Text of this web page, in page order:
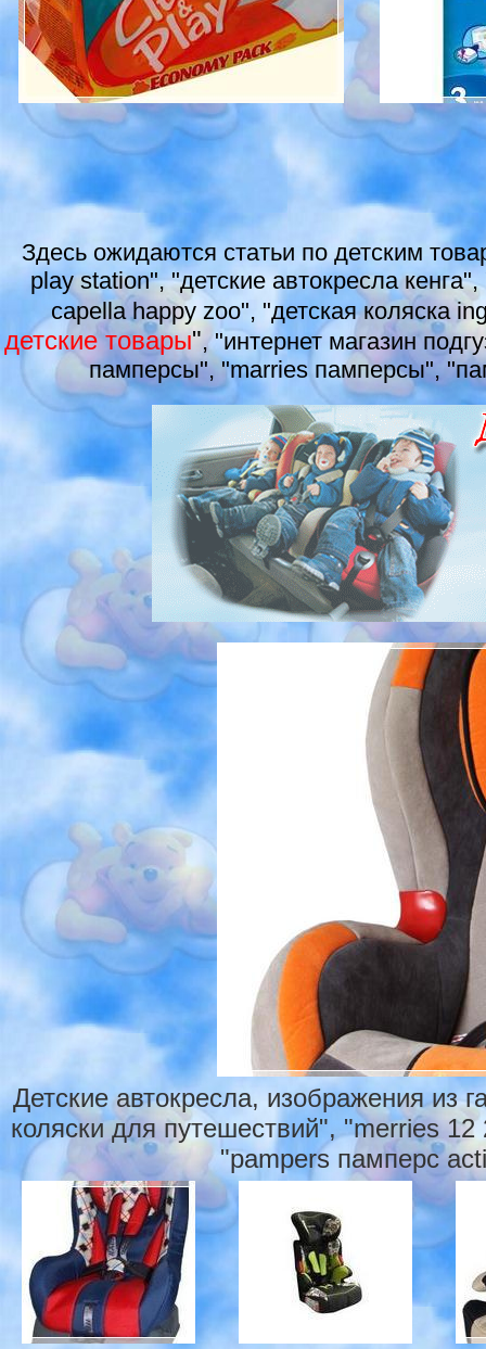
Здесь ожидаются статьи по детским
play station", "детские автокресла
capella happy zoo", "детская коляска
детские товары", "интернет магазин
памперсы", "marries памперсы",
Детские автокресла, изображения из
коляски для путешествий", "merries
"pampers памперс